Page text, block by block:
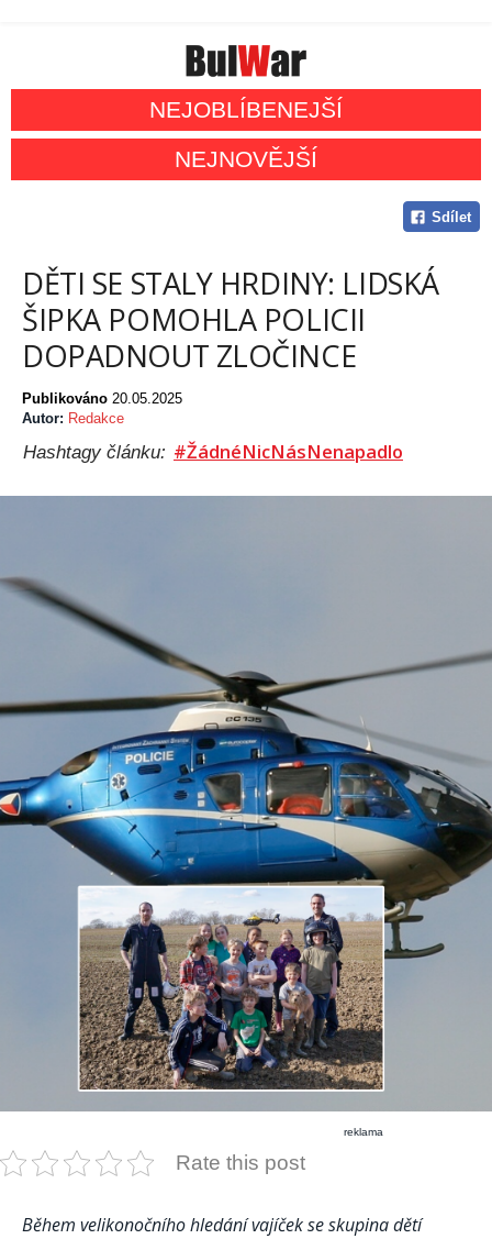
NEJOBLÍBENEJŠÍ
NEJNOVĚJŠÍ
Sdílet
DĚTI SE STALY HRDINY: LIDSKÁ
ŠIPKA POMOHLA POLICII
DOPADNOUT ZLOČINCE
Publikováno 20.05.2025
Autor: Redakce
Hashtagy článku: #ŽádnéNicNásNenapadlo
reklama
Rate this post
Během velikonočního hledání vajíček se skupina dětí